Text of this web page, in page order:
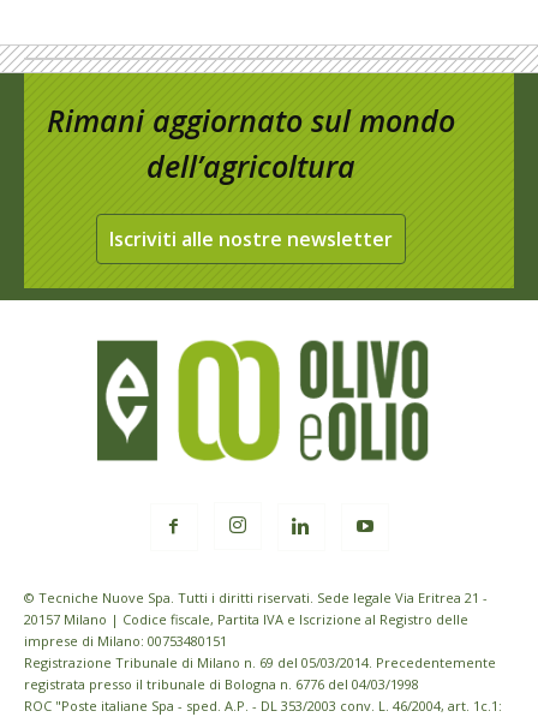
Rimani aggiornato sul mondo
dell’agricoltura
Iscriviti alle nostre newsletter
© Tecniche Nuove Spa. Tutti i diritti riservati. Sede legale Via Eritrea 21 -
20157 Milano | Codice fiscale, Partita IVA e Iscrizione al Registro delle
imprese di Milano: 00753480151
Registrazione Tribunale di Milano n. 69 del 05/03/2014. Precedentemente
registrata presso il tribunale di Bologna n. 6776 del 04/03/1998
ROC "Poste italiane Spa - sped. A.P. - DL 353/2003 conv. L. 46/2004, art. 1c.1: